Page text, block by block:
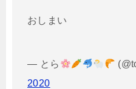
おしまい
— とら
2020